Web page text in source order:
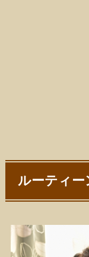
ルーティ